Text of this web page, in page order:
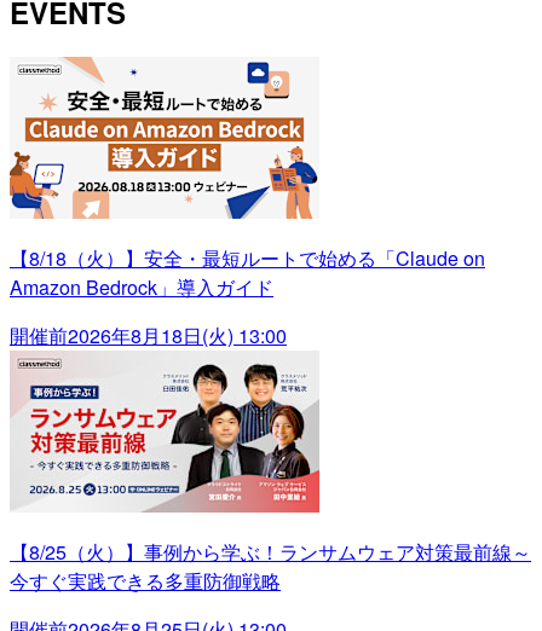
EVENTS
【8/18（火）】安全・最短ルートで始める「Claude on
Amazon Bedrock」導入ガイド
開催前2026年8月18日(火) 13:00
【8/25（火）】事例から学ぶ！ランサムウェア対策最前線～
今すぐ実践できる多重防御戦略